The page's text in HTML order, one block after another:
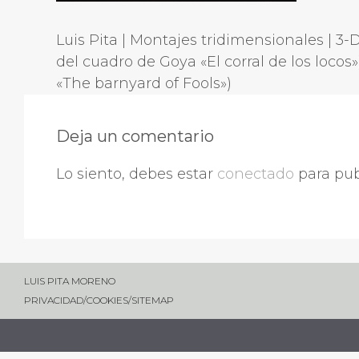
Luis Pita | Montajes tridimensionales |
del cuadro de Goya «El corral de los
«The barnyard of Fools»)
Deja un comentario
Lo siento, debes estar conectado para
LUIS PITA MORENO
PRIVACIDAD/COOKIES/SITEMAP